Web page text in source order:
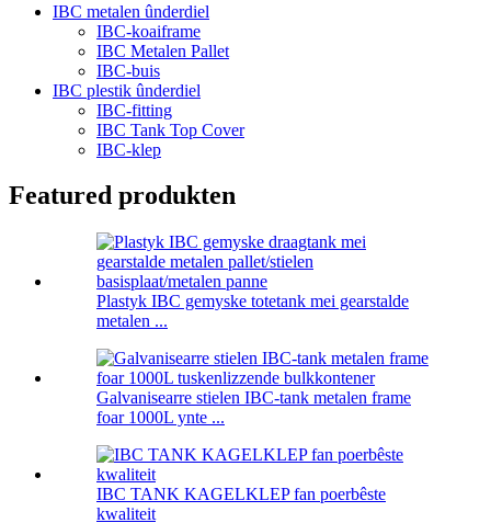
IBC metalen ûnderdiel
IBC-koaiframe
IBC Metalen Pallet
IBC-buis
IBC plestik ûnderdiel
IBC-fitting
IBC Tank Top Cover
IBC-klep
Featured produkten
Plastyk IBC gemyske totetank mei gearstalde
metalen ...
Galvanisearre stielen IBC-tank metalen frame
foar 1000L ynte ...
IBC TANK KAGELKLEP fan poerbêste
kwaliteit